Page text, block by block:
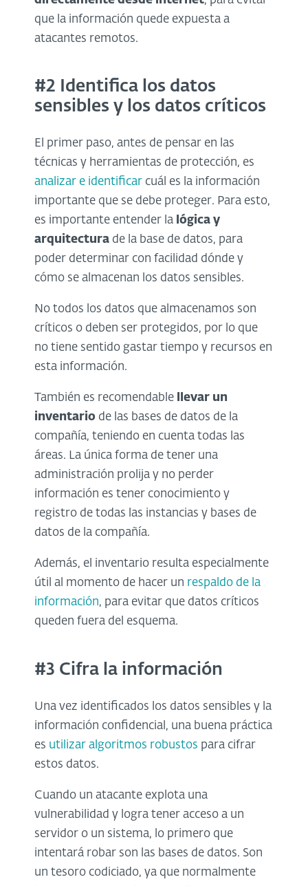
que la información quede expuesta a
atacantes remotos.
#2 Identifica los datos
sensibles y los datos críticos
El primer paso, antes de pensar en las
técnicas y herramientas de protección, es
analizar e identificar cuál es la información
importante que se debe proteger. Para esto,
es importante entender la lógica y
arquitectura de la base de datos, para
poder determinar con facilidad dónde y
cómo se almacenan los datos sensibles.
No todos los datos que almacenamos son
críticos o deben ser protegidos, por lo que
no tiene sentido gastar tiempo y recursos en
esta información.
También es recomendable llevar un
inventario de las bases de datos de la
compañía, teniendo en cuenta todas las
áreas. La única forma de tener una
administración prolija y no perder
información es tener conocimiento y
registro de todas las instancias y bases de
datos de la compañía.
Además, el inventario resulta especialmente
útil al momento de hacer un respaldo de la
información, para evitar que datos críticos
queden fuera del esquema.
#3 Cifra la información
Una vez identificados los datos sensibles y la
información confidencial, una buena práctica
es utilizar algoritmos robustos para cifrar
estos datos.
Cuando un atacante explota una
vulnerabilidad y logra tener acceso a un
servidor o un sistema, lo primero que
intentará robar son las bases de datos. Son
un tesoro codiciado, ya que normalmente